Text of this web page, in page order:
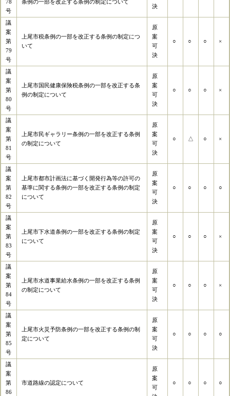
78
号
条例の一部を改正する条例の制定について
決
議
案
第
79
号
上尾市税条例の一部を改正する条例の制定につ
いて
原
案
可
決
○ ○ ○ ×
議
案
第
80
号
上尾市国民健康保険税条例の一部を改正する条
例の制定について
原
案
可
決
○ ○ ○ ×
議
案
第
81
号
上尾市民ギャラリー条例の一部を改正する条例
の制定について
原
案
可
決
○ △ ○ ×
議
案
第
82
号
上尾市都市計画法に基づく開発行為等の許可の
基準に関する条例の一部を改正する条例の制定
について
原
案
可
決
○ ○ ○ ○
議
案
第
83
号
上尾市下水道条例の一部を改正する条例の制定
について
原
案
可
決
○ ○ ○ ×
議
案
第
84
号
上尾市水道事業給水条例の一部を改正する条例
の制定について
原
案
可
決
○ ○ ○ ×
議
案
第
85
号
上尾市火災予防条例の一部を改正する条例の制
定について
原
案
可
決
○ ○ ○ ○
議
案
第
86
市道路線の認定について
原
案
可
○ ○ ○ ○